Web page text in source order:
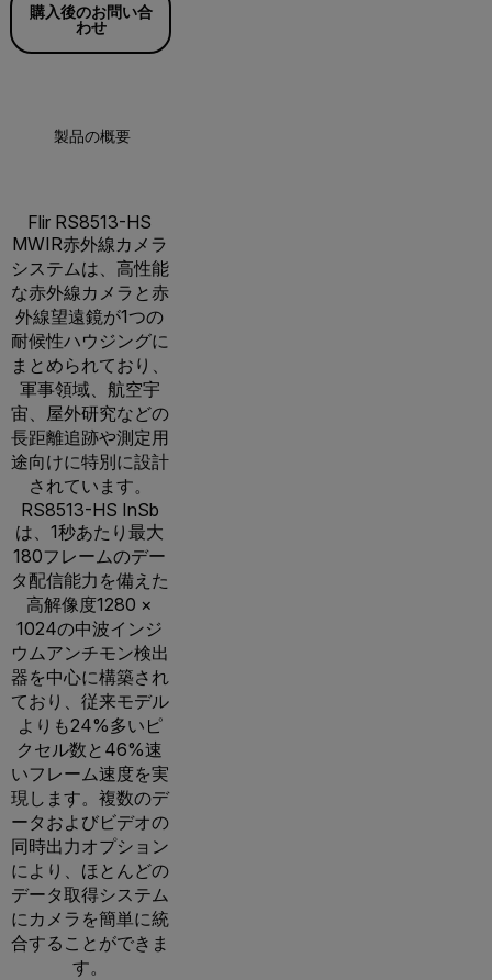
購入後のお問い合
わせ
製品の概要
Flir RS8513-HS
MWIR赤外線カメラ
システムは、高性能
な赤外線カメラと赤
外線望遠鏡が1つの
耐候性ハウジングに
まとめられており、
軍事領域、航空宇
宙、屋外研究などの
長距離追跡や測定用
途向けに特別に設計
されています。
RS8513-HS InSb
は、1秒あたり最大
180フレームのデー
タ配信能力を備えた
高解像度1280 ×
1024の中波インジ
ウムアンチモン検出
器を中心に構築され
ており、従来モデル
よりも24%多いピ
クセル数と46%速
いフレーム速度を実
現します。複数のデ
ータおよびビデオの
同時出力オプション
により、ほとんどの
データ取得システム
にカメラを簡単に統
合することができま
す。